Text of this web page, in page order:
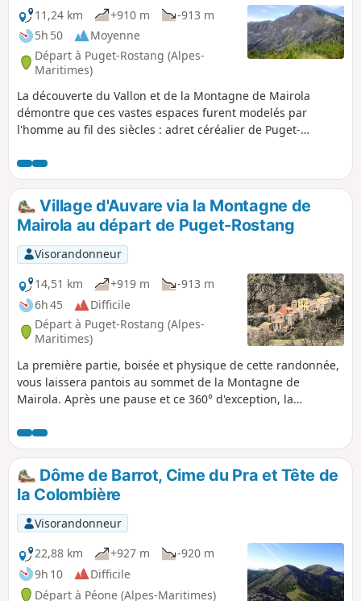
11,24 km
+910 m
-913 m
5h 50
Moyenne
Départ à Puget-Rostang (Alpes-
Maritimes)
La découverte du Vallon et de la Montagne de Mairola
démontre que ces vastes espaces furent modelés par
l'homme au fil des siècles : adret céréalier de Puget-
Plateau de Dina aux champs dépierrés à force de patience,
fermes éparses ne servant plus aujourd'hui que d'abri
durant la période de chasse (Fournès, Villars, la Combe,
Mairola)...
Village d'Auvare via la Montagne de
Mairola au départ de Puget-Rostang
Visorandonneur
14,51 km
+919 m
-913 m
6h 45
Difficile
Départ à Puget-Rostang (Alpes-
Maritimes)
La première partie, boisée et physique de cette randonnée,
vous laissera pantois au sommet de la Montagne de
Mairola. Après une pause et ce 360° d'exception, la
ses vieilles pierres, son lavoir et ses façades de maisons aux
couleurs usées par le soleil, sera un régal pour les
amoureux du patrimoine.
Dôme de Barrot, Cime du Pra et Tête de
la Colombière
Visorandonneur
22,88 km
+927 m
-920 m
9h 10
Difficile
Départ à Péone (Alpes-Maritimes)